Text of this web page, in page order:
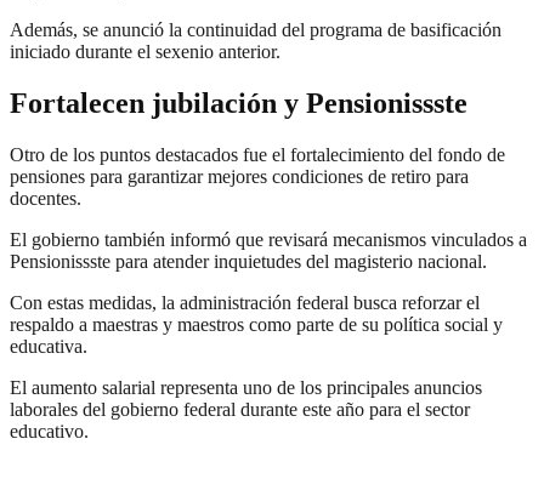
Además, se anunció la continuidad del programa de basificación
iniciado durante el sexenio anterior.
Fortalecen jubilación y Pensionissste
Otro de los puntos destacados fue el fortalecimiento del fondo de
pensiones para garantizar mejores condiciones de retiro para
docentes.
El gobierno también informó que revisará mecanismos vinculados a
Pensionissste para atender inquietudes del magisterio nacional.
Con estas medidas, la administración federal busca reforzar el
respaldo a maestras y maestros como parte de su política social y
educativa.
El aumento salarial representa uno de los principales anuncios
laborales del gobierno federal durante este año para el sector
educativo.